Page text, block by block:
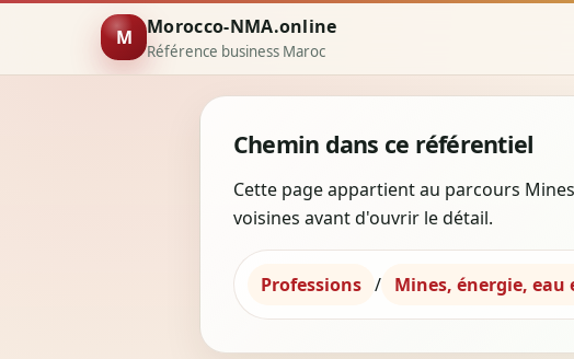
M Morocco-NMA.online
Référence business Maroc
Chemin dans ce référentiel
Cette page appartient au parcours
voisines avant d'ouvrir le détail.
Professions / Mines, énergie,